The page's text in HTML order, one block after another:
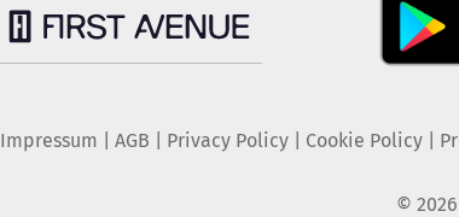
Impressum AGB Privacy Policy| Cookie Policy|
© 2026